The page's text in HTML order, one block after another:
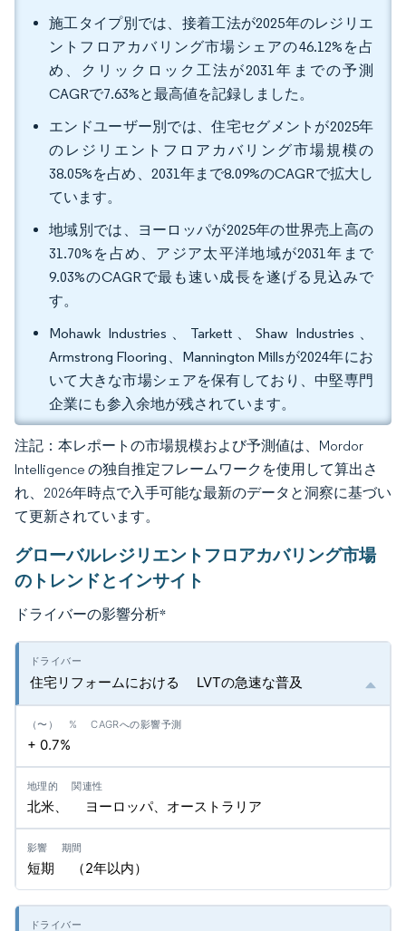
施工タイプ別では、接着工法が2025年のレジリエ
ントフロアカバリング市場シェアの46.12%を占
め、クリックロック工法が2031年までの予測
CAGRで7.63%と最高値を記録しました。
エンドユーザー別では、住宅セグメントが2025年
のレジリエントフロアカバリング市場規模の
38.05%を占め、2031年まで8.09%のCAGRで拡大し
ています。
地域別では、ヨーロッパが2025年の世界売上高の
31.70%を占め、アジア太平洋地域が2031年まで
9.03%のCAGRで最も速い成長を遂げる見込みで
す。
Mohawk Industries、Tarkett、Shaw Industries、
Armstrong Flooring、Mannington Millsが2024年にお
いて大きな市場シェアを保有しており、中堅専門
企業にも参入余地が残されています。
注記：本レポートの市場規模および予測値は、Mordor
Intelligence の独自推定フレームワークを使用して算出さ
れ、2026年時点で入手可能な最新のデータと洞察に基づい
て更新されています。
グローバルレジリエントフロアカバリング市場
のトレンドとインサイト
ドライバーの影響分析*
住宅リフォームにおける LVTの急速な普及
+ 0.7%
北米、 ヨーロッパ、オーストラリア
短期 （2年以内）